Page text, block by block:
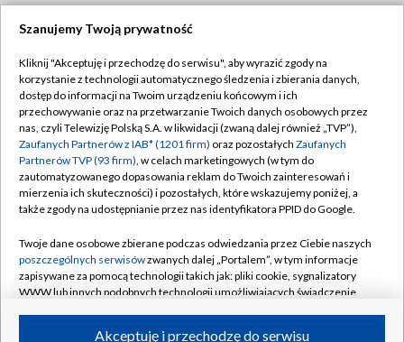
TVP
Abonament TVP
Emisja w TVP
Centrum informacji TVP
Naziemna Telewizja Cyfrowa
Rada Programowa
System NOS
Informacje o nadawcy
Regulamin TVP
Polityka prywatności
Moje zgody
Pomoc
Kontakt
Kanały
Szanujemy Twoją prywatność
Kliknij "Akceptuję i przechodzę do serwisu", aby wyrazić zgody na
korzystanie z technologii automatycznego śledzenia i zbierania danych,
dostęp do informacji na Twoim urządzeniu końcowym i ich
przechowywanie oraz na przetwarzanie Twoich danych osobowych przez
nas, czyli Telewizję Polską S.A. w likwidacji (zwaną dalej również „TVP”),
Zaufanych Partnerów z IAB* (1201 firm) oraz pozostałych Zaufanych
Partnerów TVP (93 firm), w celach marketingowych (w tym do
zautomatyzowanego dopasowania reklam do Twoich zainteresowań i
mierzenia ich skuteczności) i pozostałych, które wskazujemy poniżej, a
także zgody na udostępnianie przez nas identyfikatora PPID do Google.
Twoje dane osobowe zbierane podczas odwiedzania przez Ciebie naszych
poszczególnych serwisówzwanych dalej „Portalem”, w tym informacje
zapisywane za pomocą technologii takich jak: pliki cookie, sygnalizatory
WWW lub innych podobnych technologii umożliwiających świadczenie
Akceptuję i przechodzę do serwisu